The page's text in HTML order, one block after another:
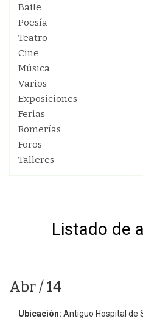
Baile
Poesía
Teatro
Cine
Música
Varios
Exposiciones
Ferias
Romerías
Foros
Talleres
Listado de
Abr / 14
Ubicación: Antiguo Hospital de